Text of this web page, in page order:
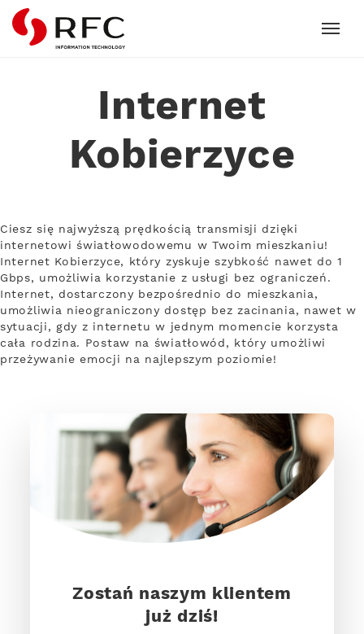
RFC
Internet
Kobierzyce
Ciesz się najwyższą prędkością transmisji dzięki
internetowi światłowodowemu w Twoim mieszkaniu!
Internet Kobierzyce, który zyskuje szybkość nawet do 1
Gbps, umożliwia korzystanie z usługi bez ograniczeń.
Internet, dostarczony bezpośrednio do mieszkania,
umożliwia nieograniczony dostęp bez zacinania, nawet w
sytuacji, gdy z internetu w jednym momencie korzysta
cała rodzina. Postaw na światłowód, który umożliwi
przeżywanie emocji na najlepszym poziomie!
Zostań naszym klientem
już dziś!